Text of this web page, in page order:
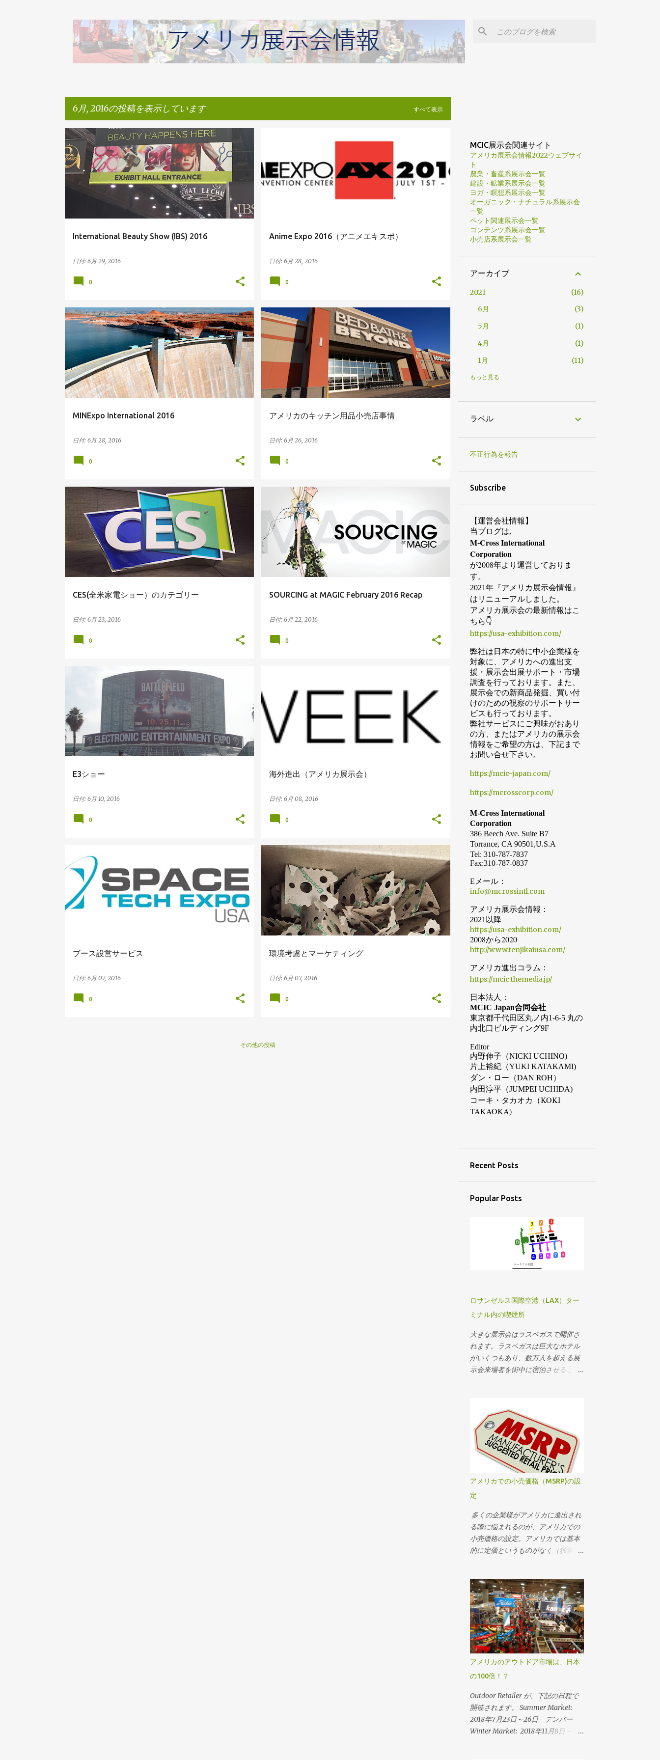
6月, 2016の投稿を表示しています すべて表示
投
稿
International Beauty Show (IBS) 2016
日付: 6月 29, 2016
アメリカ展示会レポート
0
Anime Expo 2016（アニメエキスポ）
日付: 6月 28, 2016
0
MINExpo International 2016
日付: 6月 28, 2016
アメリカの展示会
0
アメリカのキッチン用品小売店事情
日付: 6月 26, 2016
ビジネス情報
0
CES(全米家電ショー）のカテゴリー
日付: 6月 23, 2016
アメリカの展示会
0
SOURCING at MAGIC February 2016 Recap
日付: 6月 22, 2016
アメリカの展示会
0
E3ショー
日付: 6月 10, 2016
アメリカの展示会
0
海外進出（アメリカ展示会）
日付: 6月 08, 2016
0
ブース設営サービス
日付: 6月 07, 2016
アメリカ展示会レポート
0
環境考慮とマーケティング
日付: 6月 07, 2016
0
その他の投稿
MCIC展示会関連サイト
アメリカ展示会情報2022ウェブサイ
ト
農業・畜産系展示会一覧
建設・鉱業系展示会一覧
ヨガ・瞑想系展示会一覧
オーガニック・ナチュラル系展示会
一覧
ペット関連展示会一覧
コンテンツ系展示会一覧
小売店系展示会一覧
アーカイブ
2021
16
6月
3
5月
1
4月
1
1月
11
2020
2月
2019
12月
11月
10月
9月
8月
8
7月
5
6月
5月
11
4月
12
3月
4
2月
1月
2018
10月
8月
6月
5月
4月
3月
1月
2017
12月
11月
10月
9月
20
8月
7月
6月
4月
4
3月
2月
15
1月
7月
14
6月
International Beauty Show
(IBS) 2016
Anime Expo 2016（アニメエ
キスポ）
事情
CES(全米家電ショー）のカテ
ゴリー
SOURCING at MAGIC
February 2016 Recap
E3ショー
ブース設営サービス
環境考慮とマーケティング
5月
5
3月
14
2月
14
1月
24
2015
73
12月
15
11月
8月
7月
6月
もっと見る
ラベル
不正行為を報告
Subscribe
【運営会社情報】
当ブログは,
M-Cross International
Corporation
が2008年より運営しておりま
す。
2021年『アメリカ展示会情報』
はリニューアルしました。
アメリカ展示会の最新情報はこ
ちら👇
https://usa-exhibition.com/
弊社は日本の特に中小企業様を
対象に、アメリカへの進出支
援・展示会出展サポート・市場
調査を行っております。
また、
展示会での新商品発掘、買い付
けのための視察のサポートサー
ビスも行っております。
弊社サービスにご興味がおあり
の方、またはアメリカの展示会
情報をご希望の方は、下記まで
お問い合せ下さい。
https://mcic-japan.com/
https://mcrosscorp.com/
M-Cross International
Corporation
386 Beech Ave. Suite B7
Torrance, CA 90501,U.S.A
Tel: 310-787-7837
Fax:310-787-0837
Eメール：
info@mcrossintl.com
アメリカ展示会情報：
2021以降
https://usa-exhibition.com/
2008から2020
http://www.tenjikaiusa.com/
アメリカ進出コラム：
https://mcic.themedia.jp/
日本法人：
MCIC Japan合同会社
東京都千代田区丸ノ内1-6-5 丸の
内北口ビルディング9F
Editor
内野伸子（NICKI UCHINO)
片上裕紀（YUKI KATAKAMI)
ダン・ロー（DAN ROH）
内田淳平（JUMPEI UCHIDA)
コーキ・タカオカ（KOKI
TAKAOKA)
Recent Posts
Popular Posts
ロサンゼルス国際空港（LAX）ター
ミナル内の喫煙所
大きな展示会はラスベガスで開催さ
れます。ラスベガスは巨大なホテル
がいくつもあり、数万人を超える展
示会来場者を街中に宿泊させること
んな乗り継ぎの合間に、喫煙者なら
タバコを吸いたくなるのではないの
でしょうか？日本からの長時間フラ
イトは、喫煙者にとって辛い時間と
なるでしょう。乗り継ぎの合間に喫
煙しようと考えるかと思います。し
かし、アメリカの多くの空港は空港
内禁煙です。ターミナル内には喫煙
所も無い完全禁煙の空港がほとんど
です。 しかし、ロサンゼルス国際空
港は人知れぬ1番奥の場所に１箇所だ
け喫煙所が設置されてます。 ロサン
てトム・ブラッドレー国際ターミナ
ル（TBIT）。ターミナル内にいても
煙草を吸える喫煙所はこのトム・ブ
ラッドレー国際空港ターミナル内に
あります。 地図のターミナル B が、
トム・ブラッドレー国際ターミナル
です。 このターミナルB内にフード
コートがあります。 そのフードコー
トの1番奥にあるUMAMIバーガーの
と、喫煙所の看板が見えてきます。
突き当たりを左へ曲がると、外に喫
煙所があります。 日本からの多くの
便は、このターミナルに到着します
アメリカでの小売価格（MSRP)の設
定
多くの企業様がアメリカに進出され
る際に悩まれるのが、アメリカでの
小売価格の設定。アメリカでは基本
的に定価というものがなく（独禁法
が、アパレルや雑貨などについては
MSRP（Manufacurer's Suggested
Retail Price） と呼ばれるいわゆるメ
ーカー希望小売価格が設定されるこ
ともあります。 日本は上代（販売価
格）が基準で卸価格が設定されま
す。 例えば1000円の上代ならそれの
5掛けとか6掛けになるわけですがア
メリカは考え方が逆です。 卸価格か
らの積み上げ式です。仕入れが５ド
ルならそれの2.2倍（アパレル場合）
前後で販売されるところが多いで
す。高いところでは2.6倍というもの
アメリカのアウトドア市場は、日本
の100倍！？
Outdoor Retailer が、下記の日程で
開催されます。 Summer Market:
2018年7月23日～26日 デンバー
Winter Market: 2018年11月8日～11